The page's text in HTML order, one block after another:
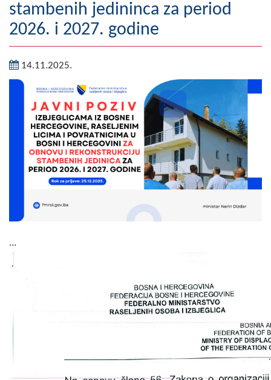
Fotogalerija
NAČELNIK
O Načelniku
Zamjenik načelnika
Izvještaj o radu načelnika
SKUPŠTINA
Statut Opštine
Skupštinsko vijeće opštine jezero
OPŠTINSKA UPRAVA
INFO
Aktivnosti
stambenih jedininca za period
2026. i 2027. godine
14.11.2025.
...